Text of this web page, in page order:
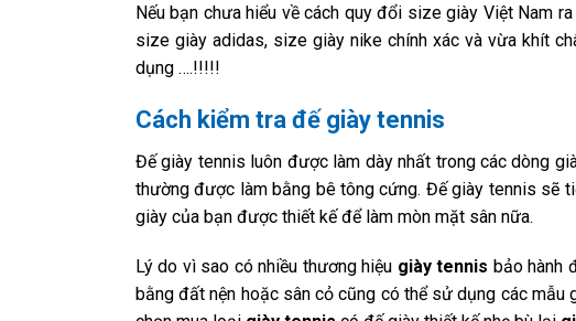
Nếu bạn chưa hiểu về cách quy đổi size giày Việt Nam
size giày adidas, size giày nike chính xác và vừa khít
dụng ….!!!!!
Cách kiểm tra đế giày tennis
Đế giày tennis luôn được làm dày nhất trong các dòng
thường được làm bằng bê tông cứng. Đế giày tennis sẽ
giày của bạn được thiết kế để làm mòn mặt sân nữa.
Lý do vì sao có nhiều thương hiệu giày tennis bảo hành
bằng đất nện hoặc sân cỏ cũng có thể sử dụng các